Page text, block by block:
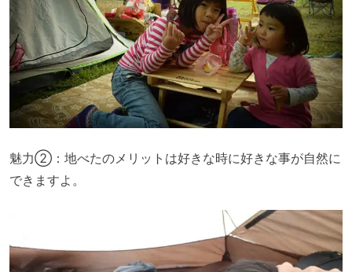
魅力②：地べたのメリットは好きな時に好きな事が自然に
できますよ。